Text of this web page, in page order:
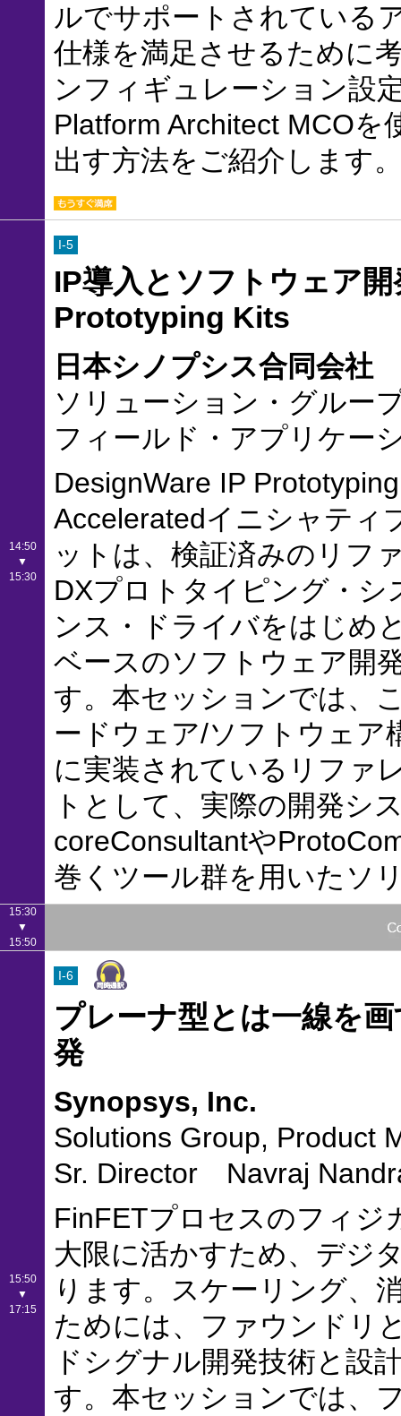
ルでサポートされている
仕様を満足させるために
ンフィギュレーション設
Platform Architect MCO
出す方法をご紹介します
14:50
▼
15:30
I-5
IP導入とソフトウェア
Prototyping Kits
日本シノプシス合同会社
ソリューション・グルー
フィールド・アプリケー
DesignWare IP
Acceleratedイニシャティ
ットは、検証済みのリフ
DXプロトタイピング・
ンス・ドライバをはじめ
ベースのソフトウェア開
す。本セッションでは、
ードウェア/ソフトウェア
に実装されているリファ
トとして、実際の開発シ
coreConsultantや
巻くツール群を用いたソ
15:30
▼
15:50
15:50
▼
17:15
I-6
プレーナ型とは一線を
発
Synopsys, Inc.
Solutions Group, Product
Sr. Director Navraj
FinFETプロセスのフィジ
大限に活かすため、デジ
ります。スケーリング、
ためには、ファウンドリ
ドシグナル開発技術と設
す。本セッションでは、